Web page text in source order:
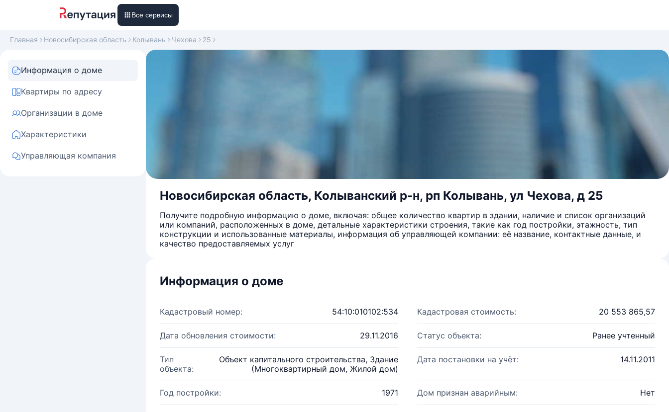
Все сервисы
Главная Новосибирская область Колывань Чехова 25
Информация о доме
Квартиры по адресу
Организации в доме
Характеристики
Управляющая компания
Новосибирская область, Колыванский р-н, рп Колывань, ул Чехова, д 25
Получите подробную информацию о доме, включая: общее количество квартир в здании, наличие и список организаций
или компаний, расположенных в доме, детальные характеристики строения, такие как год постройки, этажность, тип
конструкции и использованные материалы, информация об управляющей компании: её название, контактные данные, и
качество предоставляемых услуг
Информация о доме
Кадастровый номер: 54:10:010102:534 Кадастровая стоимость: 20 553 865,57
Дата обновления стоимости: 29.11.2016 Статус объекта: Ранее учтенный
Тип
объекта:
Объект капитального строительства, Здание
(Многоквартирный дом, Жилой дом)
Дата постановки на учёт: 14.11.2011
Год постройки: 1971 Дом признан аварийным: Нет